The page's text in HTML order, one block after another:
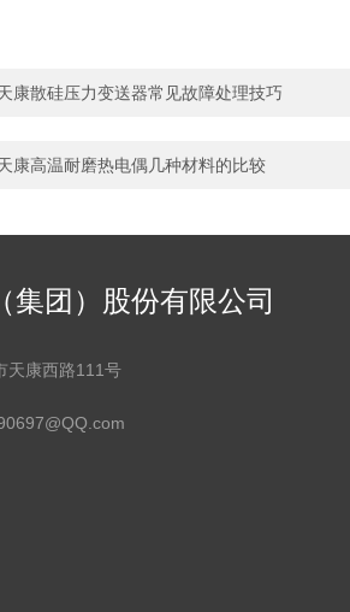
康散硅压力变送器常见故障处理技巧
康高温耐磨热电偶几种材料的比较
集团）股份有限公司
天康西路111号